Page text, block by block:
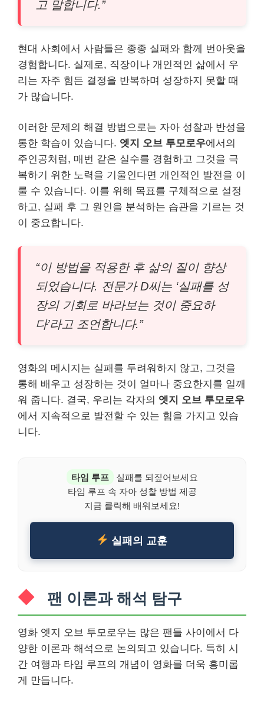
고 말합니다.”
현대 사회에서 사람들은 종종 실패와 함께 번아웃을
경험합니다. 실제로, 직장이나 개인적인 삶에서 우
리는 자주 힘든 결정을 반복하며 성장하지 못할 때
가 많습니다.
이러한 문제의 해결 방법으로는 자아 성찰과 반성을
통한 학습이 있습니다. 엣지 오브 투모로우에서의
주인공처럼, 매번 같은 실수를 경험하고 그것을 극
복하기 위한 노력을 기울인다면 개인적인 발전을 이
룰 수 있습니다. 이를 위해 목표를 구체적으로 설정
하고, 실패 후 그 원인을 분석하는 습관을 기르는 것
이 중요합니다.
“이 방법을 적용한 후 삶의 질이 향상
되었습니다. 전문가 D씨는 ‘실패를 성
장의 기회로 바라보는 것이 중요하
다’라고 조언합니다.”
영화의 메시지는 실패를 두려워하지 않고, 그것을
통해 배우고 성장하는 것이 얼마나 중요한지를 일깨
워 줍니다. 결국, 우리는 각자의 엣지 오브 투모로우
에서 지속적으로 발전할 수 있는 힘을 가지고 있습
니다.
타임 루프
실패를 되짚어보세요
타임 루프 속 자아 성찰 방법 제공
지금 클릭해 배워보세요!
실패의 교훈
팬 이론과 해석 탐구
영화 엣지 오브 투모로우는 많은 팬들 사이에서 다
양한 이론과 해석으로 논의되고 있습니다. 특히 시
간 여행과 타임 루프의 개념이 영화를 더욱 흥미롭
게 만듭니다.